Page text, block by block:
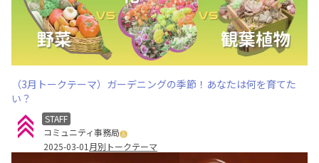
（3月トークテーマ）ガーデニングの季節！あなたは何を育てた
い？
STAFF
コミュニティ事務局
2025-03-01 月別トークテーマ